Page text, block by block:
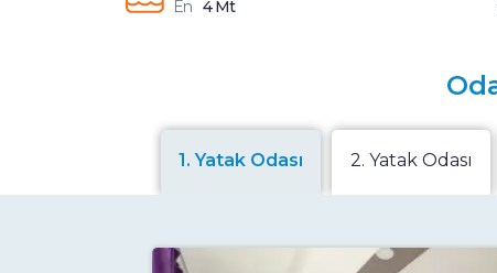
En 4 Mt
1. Yatak Odası 2. Yatak Odası